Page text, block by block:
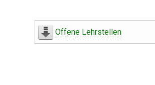
Offene Lehrstellen